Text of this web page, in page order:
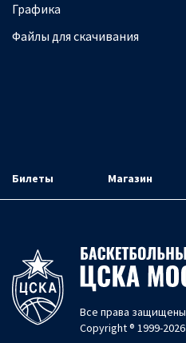
Графика
Файлы для скачивания
Билеты Магазин
Все права защищены
Copyright ® 1999-2026